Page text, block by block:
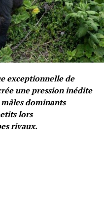
exceptionnelle de
une pression inédite
dominants
lors
rivaux.